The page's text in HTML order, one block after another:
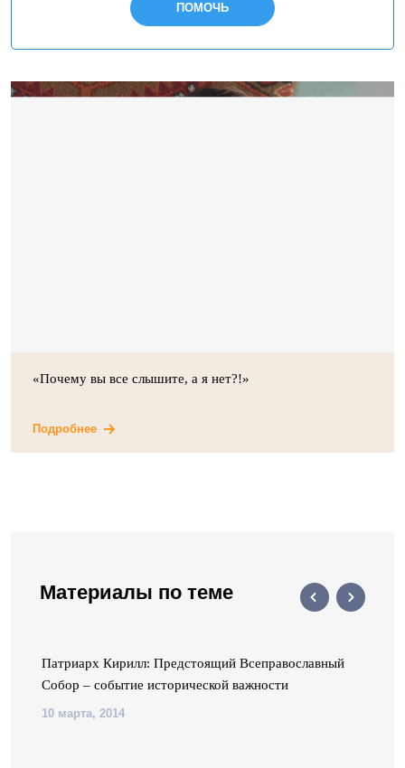
ПОМОЧЬ
«Почему вы все слышите, а я нет?!»
Подробнее
Материалы по теме
Патриарх Кирилл: Предстоящий Всеправославный
Собор – событие исторической важности
10 марта, 2014